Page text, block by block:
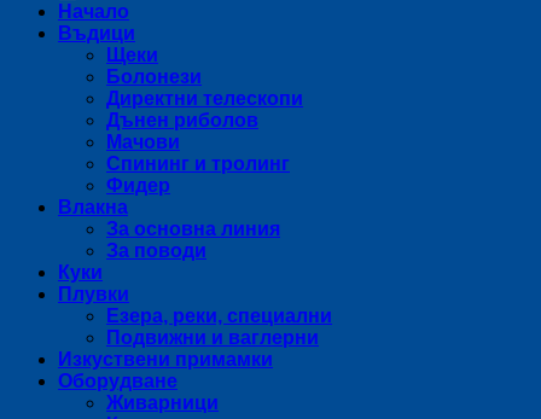
Начало
Въдици
Щеки
Болонези
Директни телескопи
Дънен риболов
Мачови
Спининг и тролинг
Фидер
Влакна
За основна линия
За поводи
Куки
Плувки
Езера, реки, специални
Подвижни и ваглерни
Изкуствени примамки
Оборудване
Живарници